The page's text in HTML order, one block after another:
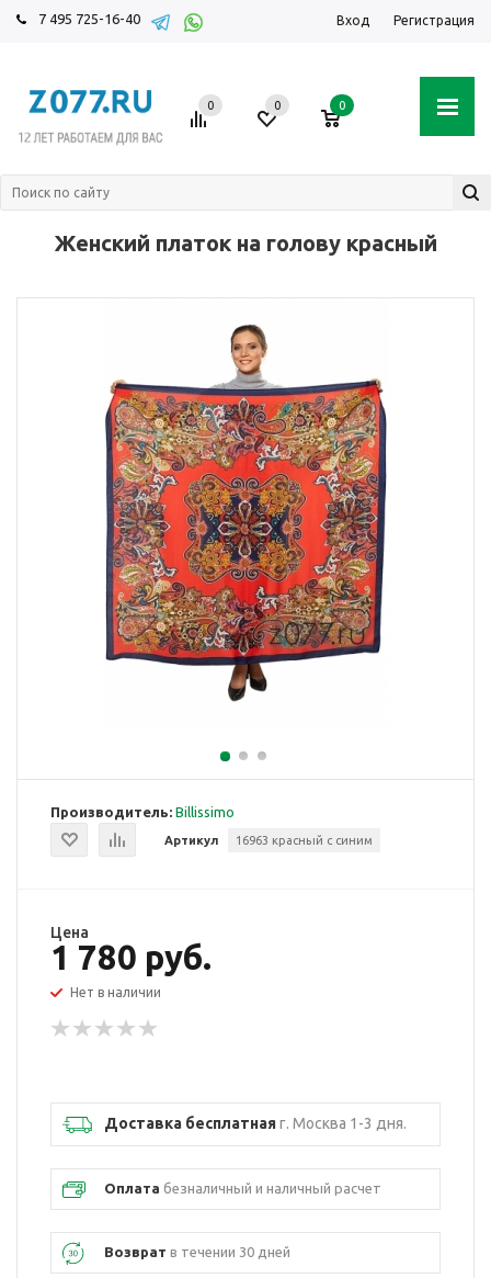
7 495 725-16-40 Вход Регистрация
0 0 0
Женский платок на голову красный
Производитель: Billissimo
Артикул 16963 красный с синим
Цена
1 780 руб.
Нет в наличии
Доставка бесплатнаяг. Москва 1-3 дня.
Оплата безналичный и наличный расчет
Возврат в течении 30 дней